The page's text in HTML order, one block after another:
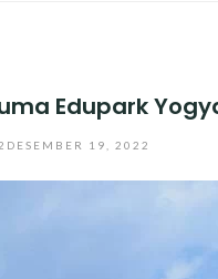
Edupark
DESEMBER 19, 2022